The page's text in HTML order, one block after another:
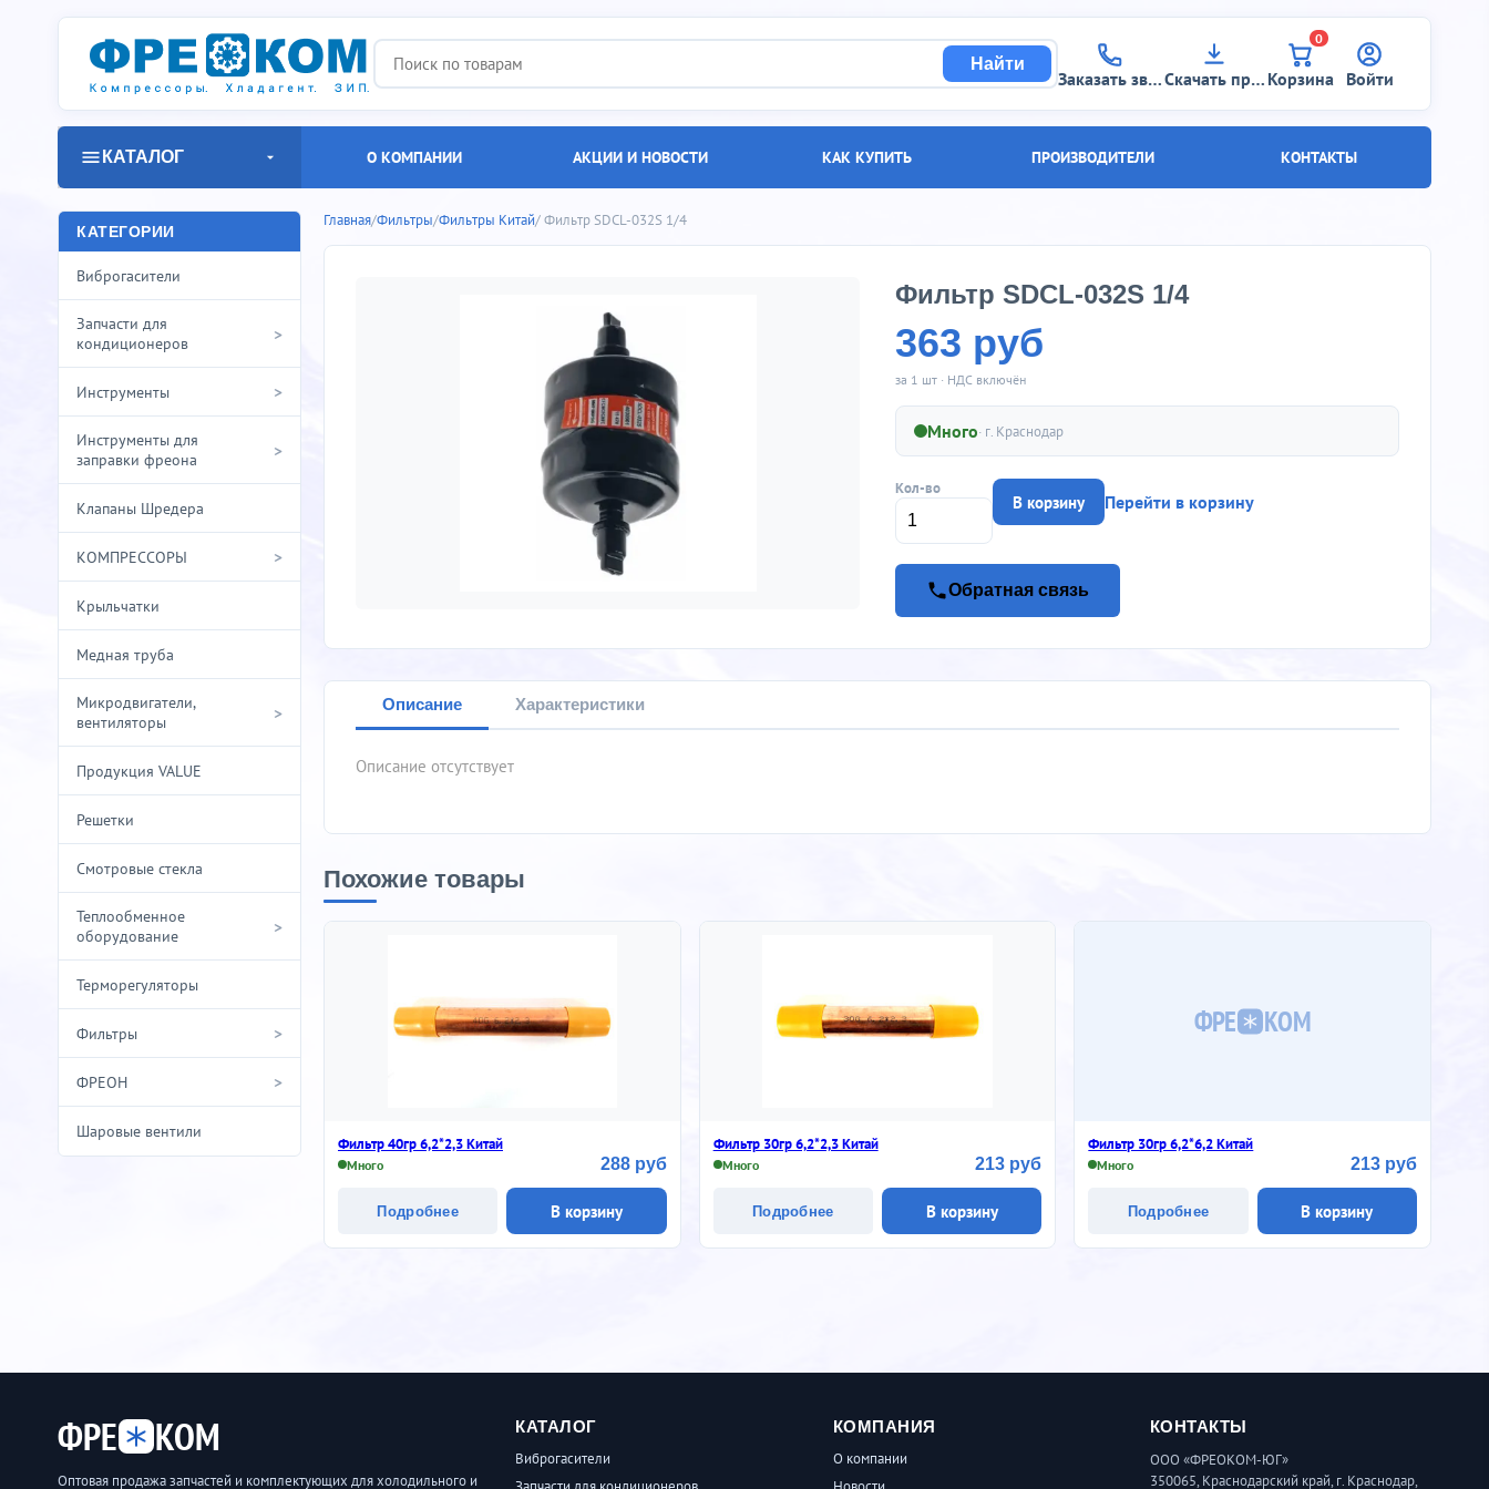
Найти
Заказать звонокСкачать прайс
0
Корзина Войти
КАТАЛОГ О КОМПАНИИ АКЦИИ И НОВОСТИ КАК КУПИТЬ ПРОИЗВОДИТЕЛИ КОНТАКТЫ
КАТЕГОРИИ
Виброгасители
Запчасти для
кондиционеров
>
Инструменты >
Инструменты для
заправки фреона
>
Клапаны Шредера
КОМПРЕССОРЫ >
Крыльчатки
Медная труба
Микродвигатели,
вентиляторы
>
Продукция VALUE
Решетки
Смотровые стекла
Теплообменное
оборудование
>
Терморегуляторы
Фильтры >
ФРЕОН >
Шаровые вентили
Главная/Фильтры/Фильтры Китай/ Фильтр SDCL-032S 1/4
Фильтр SDCL-032S 1/4
363 руб
за 1 шт · НДС включён
Много· г. Краснодар
Кол-во
В корзину Перейти в корзину
Обратная связь
Описание Характеристики
Описание отсутствует
Похожие товары
Фильтр 40гр 6,2*2,3 Китай
Много 288 руб
Подробнее В корзину
Фильтр 30гр 6,2*2,3 Китай
Много 213 руб
Подробнее В корзину
ФРЕ КОМ
Фильтр 30гр 6,2*6,2 Китай
Много 213 руб
Подробнее В корзину
ФРЕ КОМ
Оптовая продажа запчастей и комплектующих для холодильного и
КАТАЛОГ
Виброгасители
КОМПАНИЯ
О компании
КОНТАКТЫ
ООО «ФРЕОКОМ-ЮГ»
350065, Краснодарский край, г. Краснодар,